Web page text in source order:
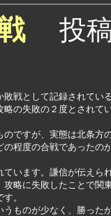
投
戦として記録されてい
略の失敗の２度とされて
ですが、実態は北条方
程度の合戦であったの
ています。謙信が伝えら
攻略に失敗したことで関
。
ものが少なく、勝った